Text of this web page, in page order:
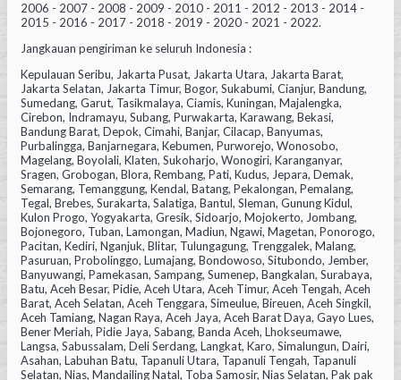
2006 - 2007 - 2008 - 2009 - 2010 - 2011 - 2012 - 2013 - 2014 -
2015 - 2016 - 2017 - 2018 - 2019 - 2020 - 2021 - 2022.
Jangkauan pengiriman ke seluruh Indonesia :
Kepulauan Seribu, Jakarta Pusat, Jakarta Utara, Jakarta Barat,
Jakarta Selatan, Jakarta Timur, Bogor, Sukabumi, Cianjur, Bandung,
Sumedang, Garut, Tasikmalaya, Ciamis, Kuningan, Majalengka,
Cirebon, Indramayu, Subang, Purwakarta, Karawang, Bekasi,
Bandung Barat, Depok, Cimahi, Banjar, Cilacap, Banyumas,
Purbalingga, Banjarnegara, Kebumen, Purworejo, Wonosobo,
Magelang, Boyolali, Klaten, Sukoharjo, Wonogiri, Karanganyar,
Sragen, Grobogan, Blora, Rembang, Pati, Kudus, Jepara, Demak,
Semarang, Temanggung, Kendal, Batang, Pekalongan, Pemalang,
Tegal, Brebes, Surakarta, Salatiga, Bantul, Sleman, Gunung Kidul,
Kulon Progo, Yogyakarta, Gresik, Sidoarjo, Mojokerto, Jombang,
Bojonegoro, Tuban, Lamongan, Madiun, Ngawi, Magetan, Ponorogo,
Pacitan, Kediri, Nganjuk, Blitar, Tulungagung, Trenggalek, Malang,
Pasuruan, Probolinggo, Lumajang, Bondowoso, Situbondo, Jember,
Banyuwangi, Pamekasan, Sampang, Sumenep, Bangkalan, Surabaya,
Batu, Aceh Besar, Pidie, Aceh Utara, Aceh Timur, Aceh Tengah, Aceh
Barat, Aceh Selatan, Aceh Tenggara, Simeulue, Bireuen, Aceh Singkil,
Aceh Tamiang, Nagan Raya, Aceh Jaya, Aceh Barat Daya, Gayo Lues,
Bener Meriah, Pidie Jaya, Sabang, Banda Aceh, Lhokseumawe,
Langsa, Sabussalam, Deli Serdang, Langkat, Karo, Simalungun, Dairi,
Asahan, Labuhan Batu, Tapanuli Utara, Tapanuli Tengah, Tapanuli
Selatan, Nias, Mandailing Natal, Toba Samosir, Nias Selatan, Pak pak